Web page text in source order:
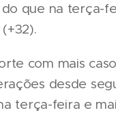
que na terça-
com mais
desde
terça-feira e